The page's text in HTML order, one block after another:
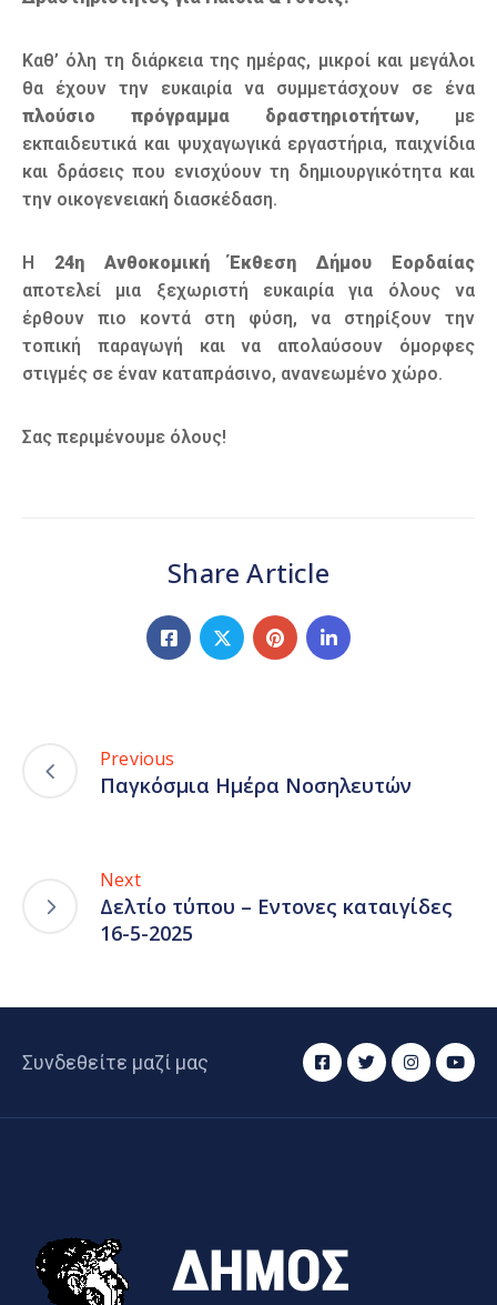
Καθ’ όλη τη διάρκεια της ημέρας, μικροί και μεγάλοι
θα έχουν την ευκαιρία να συμμετάσχουν σε ένα
πλούσιο πρόγραμμα δραστηριοτήτων, με
εκπαιδευτικά και ψυχαγωγικά εργαστήρια, παιχνίδια
και δράσεις που ενισχύουν τη δημιουργικότητα και
την οικογενειακή διασκέδαση.
Η 24η Ανθοκομική Έκθεση Δήμου Εορδαίας
αποτελεί μια ξεχωριστή ευκαιρία για όλους να
έρθουν πιο κοντά στη φύση, να στηρίξουν την
τοπική παραγωγή και να απολαύσουν όμορφες
στιγμές σε έναν καταπράσινο, ανανεωμένο χώρο.
Σας περιμένουμε όλους!
Share Article
Previous
Παγκόσμια Ημέρα Νοσηλευτών
Next
Δελτίο τύπου – Εντονες καταιγίδες
16-5-2025
Συνδεθείτε μαζί μας